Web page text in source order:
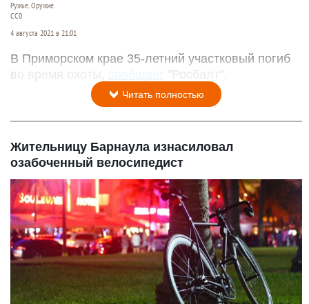
Ружье. Оружие.
СС0
4 августа 2021 в 21:01
В Приморском крае 35-летний участковый погиб
во время охоты,
сообщает "Росбалт".
Читать полностью
Жительницу Барнаула изнасиловал
озабоченный велосипедист